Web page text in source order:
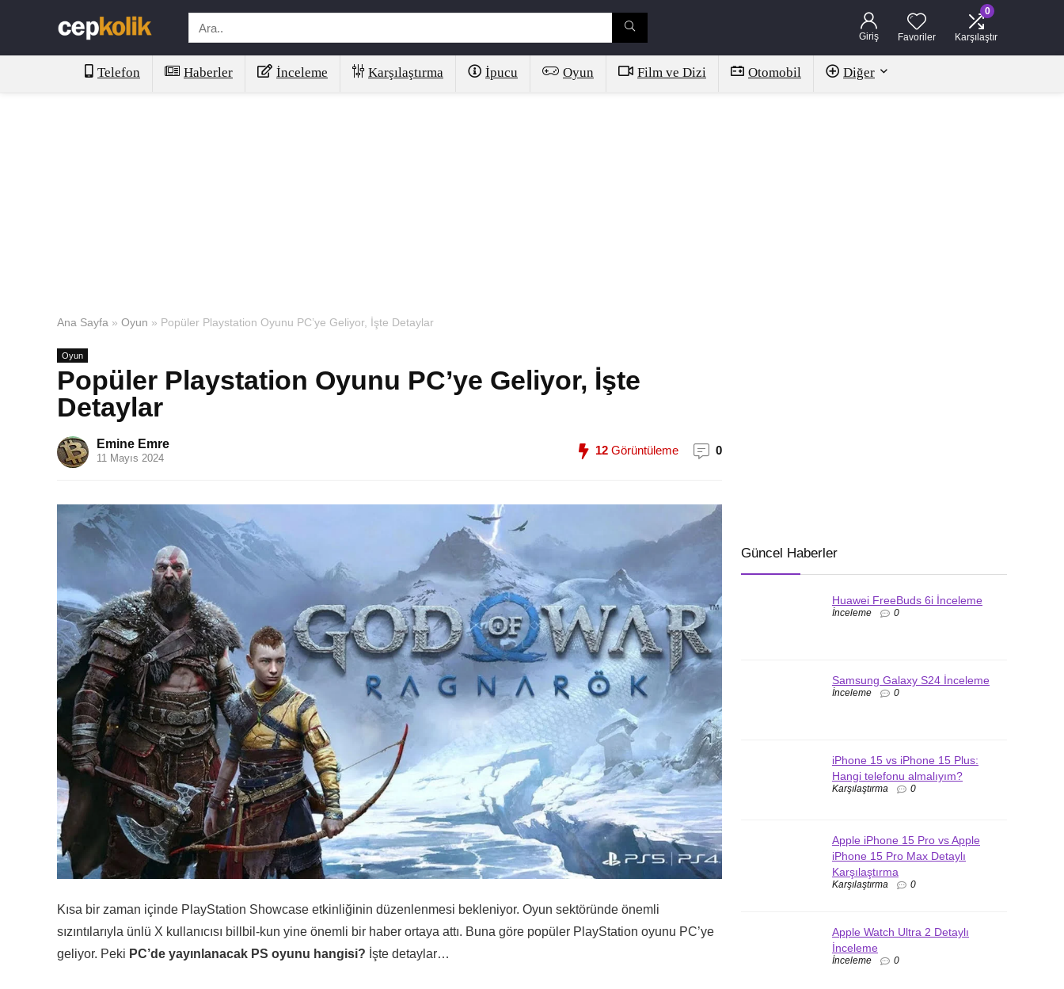
Giriş Favoriler
0
Karşılaştır
Telefon Haberler İnceleme Karşılaştırma İpucu Oyun Film ve Dizi Otomobil Diğer
Ana Sayfa » Oyun » Popüler Playstation Oyunu PC’ye Geliyor, İşte Detaylar
Oyun
Popüler Playstation Oyunu PC’ye Geliyor, İşte
Detaylar
Emine Emre
11 Mayıs 2024
12 Görüntüleme 0
Kısa bir zaman içinde PlayStation Showcase etkinliğinin düzenlenmesi bekleniyor. Oyun sektöründe önemli
sızıntılarıyla ünlü X kullanıcısı billbil-kun yine önemli bir haber ortaya attı. Buna göre popüler PlayStation oyunu PC’ye
geliyor. Peki PC’de yayınlanacak PS oyunu hangisi? İşte detaylar…
Güncel Haberler
Huawei FreeBuds 6i İnceleme
İnceleme 0
Samsung Galaxy S24 İnceleme
İnceleme 0
iPhone 15 vs iPhone 15 Plus:
Hangi telefonu almalıyım?
Karşılaştırma 0
Apple iPhone 15 Pro vs Apple
iPhone 15 Pro Max Detaylı
Karşılaştırma
Karşılaştırma 0
Apple Watch Ultra 2 Detaylı
İnceleme
İnceleme 0